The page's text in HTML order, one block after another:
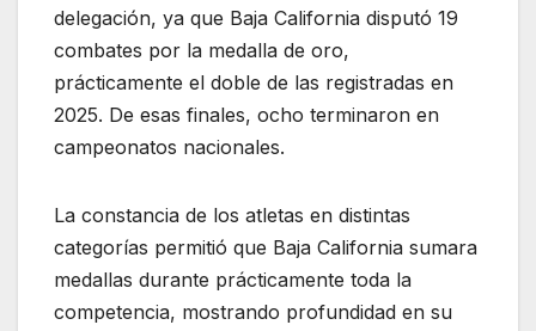
delegación, ya que Baja California disputó 19
combates por la medalla de oro,
prácticamente el doble de las registradas en
2025. De esas finales, ocho terminaron en
campeonatos nacionales.
La constancia de los atletas en distintas
categorías permitió que Baja California sumara
medallas durante prácticamente toda la
competencia, mostrando profundidad en su